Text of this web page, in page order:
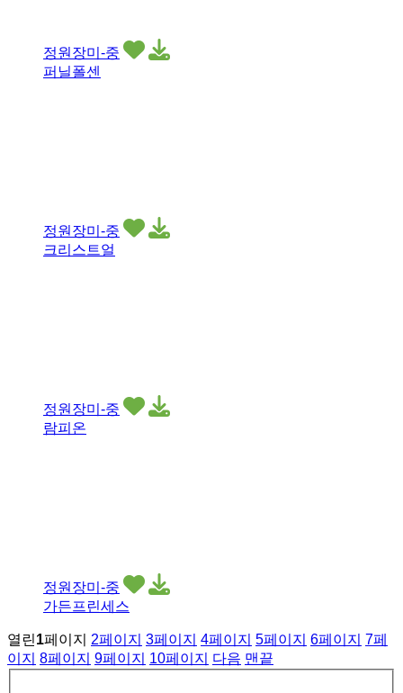
정원장미-중
퍼닐폴센
정원장미-중
크리스트얼
정원장미-중
람피온
정원장미-중
가든프린세스
열린1페이지 2페이지 3페이지 4페이지 5페이지 6페이지 7페
이지 8페이지 9페이지 10페이지 다음 맨끝